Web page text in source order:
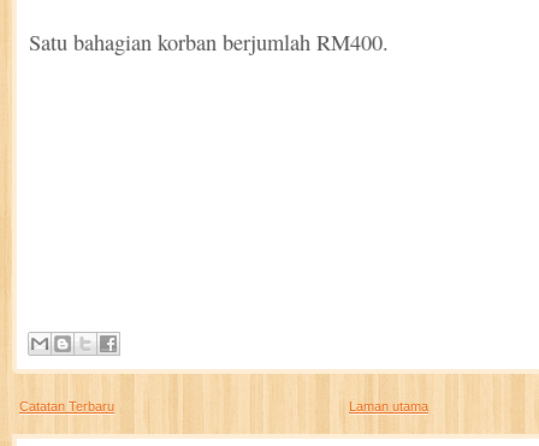
Satu bahagian korban berjumlah RM400.
Catatan Terbaru Laman utama